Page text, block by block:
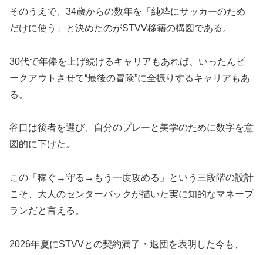
そのうえで、34歳からの数年を「純粋にサッカーのため
だけに使う」と決めたのがSTVV移籍の構図である。
30代で年俸を上げ続けるキャリアもあれば、いったんピ
ークアウトさせて“最後の冒険”に全振りするキャリアもあ
る。
谷口は後者を選び、自分のプレーと美学のために数字を意
図的に下げた。
この「稼ぐ→守る→もう一度攻める」という三段階の設計
こそ、大人のセンターバックが描いた実に知的なマネープ
ランだと言える。
2026年夏にSTVVとの契約満了・退団を表明した今も、